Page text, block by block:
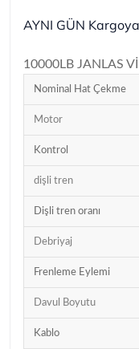
AYNI GÜN
10000LB JANLAS
Nominal Hat Çekme
Motor
Kontrol
dişli tren
Dişli tren oranı
Debriyaj
Frenleme Eylemi
Davul Boyutu
Kablo